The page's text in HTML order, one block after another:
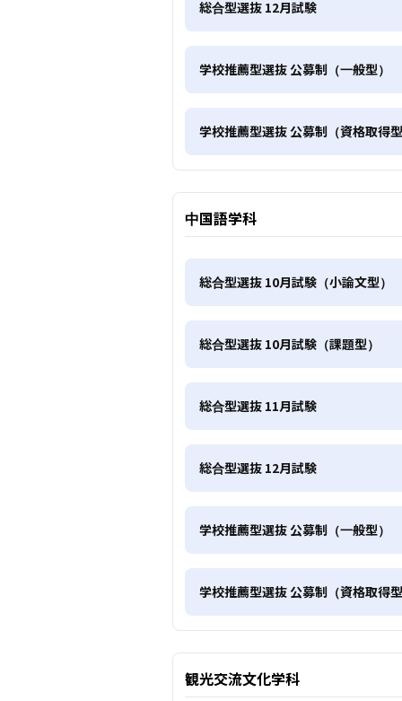
総合型選抜 12月試験
学校推薦型選抜 公募制（一般型）
学校推薦型選抜 公募制（資格取得
中国語学科
総合型選抜 10月試験（小論文型）
総合型選抜 10月試験（課題型）
総合型選抜 11月試験
総合型選抜 12月試験
学校推薦型選抜 公募制（一般型）
学校推薦型選抜 公募制（資格取得
観光交流文化学科